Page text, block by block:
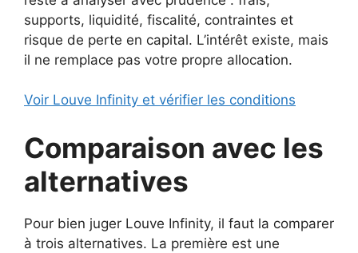
supports, liquidité, fiscalité, contraintes et
risque de perte en capital. L’intérêt existe, mais
il ne remplace pas votre propre allocation.
Voir Louve Infinity et vérifier les conditions
Comparaison avec les
alternatives
Pour bien juger Louve Infinity, il faut la comparer
à trois alternatives. La première est une